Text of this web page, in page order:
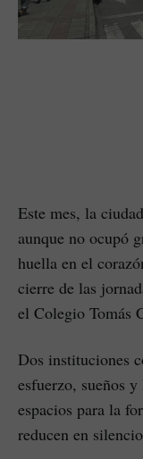
Este mes, la
aunque no ocupó
huella en el
cierre de las
el Colegio Tomás
Dos instituciones
esfuerzo, sueños
espacios para la
reducen en